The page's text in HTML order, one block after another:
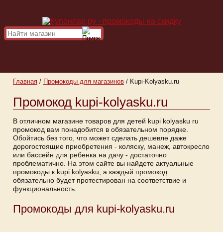
Главная / Промокоды для магазинов / Kupi-Kolyasku.ru
Промокод kupi-kolyasku.ru
В отличном магазине товаров для детей kupi kolyasku ru
промокод вам понадобится в обязательном порядке.
Обойтись без того, что может сделать дешевле даже
дорогостоящие приобретения - коляску, манеж, автокресло
или бассейн для ребенка на дачу - достаточно
проблематично. На этом сайте вы найдете актуальные
промокоды к kupi kolyasku, а каждый промокод
обязательно будет протестирован на соответствие и
функциональность.
Промокоды для kupi-kolyasku.ru